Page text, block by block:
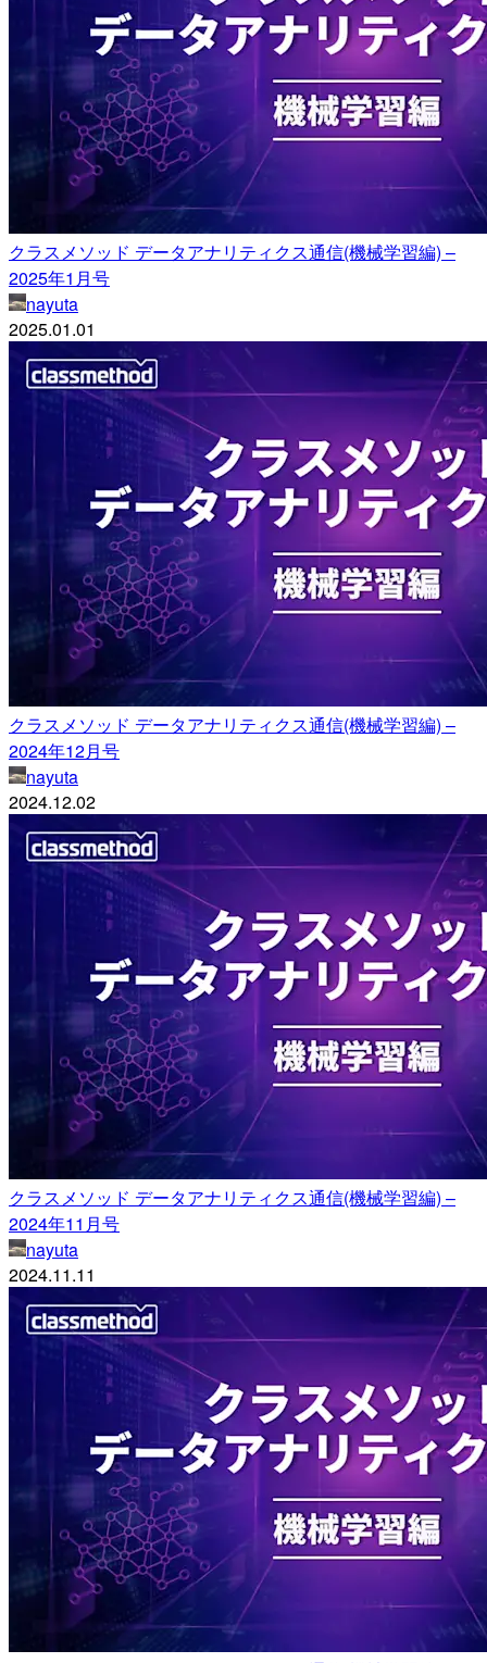
クラスメソッド データアナリティクス通信(機械学習編) –
2025年1月号
nayuta
2025.01.01
クラスメソッド データアナリティクス通信(機械学習編) –
2024年12月号
nayuta
2024.12.02
クラスメソッド データアナリティクス通信(機械学習編) –
2024年11月号
nayuta
2024.11.11